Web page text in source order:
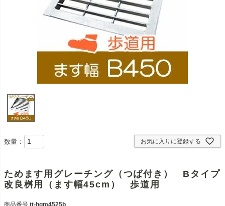
お気に入りに登録する
数量：
ためます用グレーチング（つば付き） Bタイプ
改良桝用（ます幅45cm） 歩道用
商品番号 tt-hgm4525b